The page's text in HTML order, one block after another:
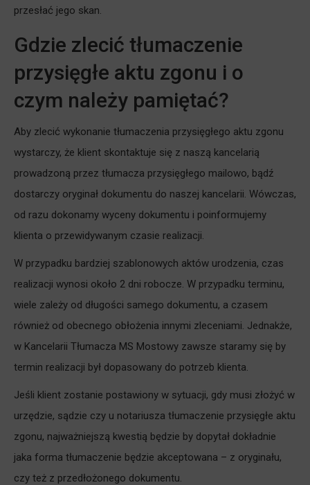
przesłać jego skan.
Gdzie zlecić tłumaczenie
przysięgłe aktu zgonu i o
czym należy pamiętać?
Aby zlecić wykonanie tłumaczenia przysięgłego aktu zgonu
wystarczy, że klient skontaktuje się z naszą kancelarią
prowadzoną przez tłumacza przysięgłego mailowo, bądź
dostarczy oryginał dokumentu do naszej kancelarii. Wówczas,
od razu dokonamy wyceny dokumentu i poinformujemy
klienta o przewidywanym czasie realizacji.
W przypadku bardziej szablonowych aktów urodzenia, czas
realizacji wynosi około 2 dni robocze. W przypadku terminu,
wiele zależy od długości samego dokumentu, a czasem
również od obecnego obłożenia innymi zleceniami. Jednakże,
w Kancelarii Tłumacza MS Mostowy zawsze staramy się by
termin realizacji był dopasowany do potrzeb klienta.
Jeśli klient zostanie postawiony w sytuacji, gdy musi złożyć w
urzędzie, sądzie czy u notariusza tłumaczenie przysięgłe aktu
zgonu, najważniejszą kwestią będzie by dopytał dokładnie
jaka forma tłumaczenie będzie akceptowana – z oryginału,
czy też z przedłożonego dokumentu.